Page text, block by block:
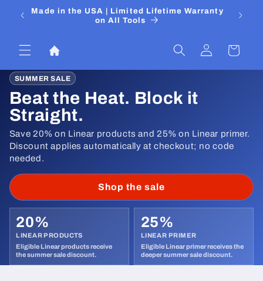
para oMade in the USA | Limited Lifetime Warranty
on All Tools
Fazer
login
Carrinho
SUMMER SALE
Beat the Heat. Block it
Straight.
Save 20% on Linear products and 25% on Linear primer.
Discount applies automatically at checkout; no code
needed.
Shop the sale
20%
LINEAR PRODUCTS
25%
LINEAR PRIMER